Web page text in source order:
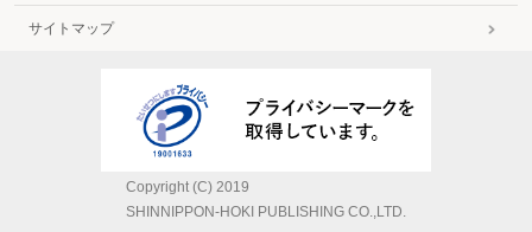
サイトマップ
Copyright (C) 2019
SHINNIPPON-HOKI PUBLISHING CO.,LTD.